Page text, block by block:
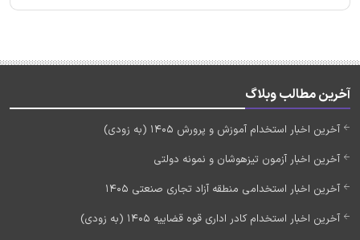
آخرین مطالب وبلاگ
آخرین اخبار استخدام آموزش و پرورش 1405 (به زودی)
آخرین اخبار آزمون تیزهوشان و نمونه دولتی
آخرین اخبار استخدامی منطقه آزاد تجاری صنعتی 1405
آخرین اخبار استخدام کادر اداری قوه قضاییه 1405 (به زودی)